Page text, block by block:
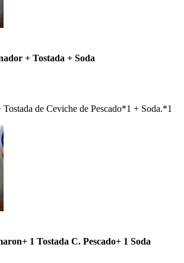
+ Tostada + Soda
de Ceviche de Pescado*1 + Soda.*1
1 Tostada C. Pescado+ 1 Soda